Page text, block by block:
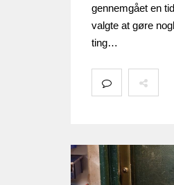
gennemgået en
valgte at gøre
ting…